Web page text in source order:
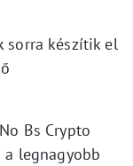
sorra készítik el
Bs Crypto
a legnagyobb